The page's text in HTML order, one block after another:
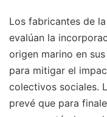
Los fabricantes de
evalúan la
origen marino en
para mitigar el
colectivos sociales.
prevé que para